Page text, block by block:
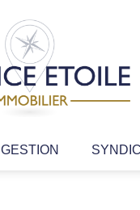
GESTION SYNDIC